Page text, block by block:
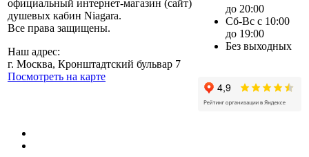
официальный интернет-магазин (сайт)
душевых кабин Niagara.
Все права защищены.
Наш адрес:
г. Москва, Кронштадтский бульвар 7
Посмотреть на карте
до 20:00
Сб-Вс с 10:00
до 19:00
Без выходных